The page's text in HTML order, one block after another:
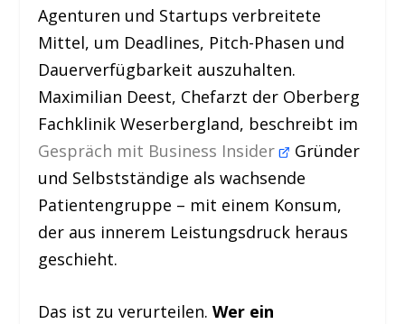
Agenturen und Startups verbreitete
Mittel, um Deadlines, Pitch-Phasen und
Dauerverfügbarkeit auszuhalten.
Maximilian Deest, Chefarzt der Oberberg
Fachklinik Weserbergland, beschreibt im
Gespräch mit Business Insider
Gründer
und Selbstständige als wachsende
Patientengruppe – mit einem Konsum,
der aus innerem Leistungsdruck heraus
geschieht.
Das ist zu verurteilen.Wer ein